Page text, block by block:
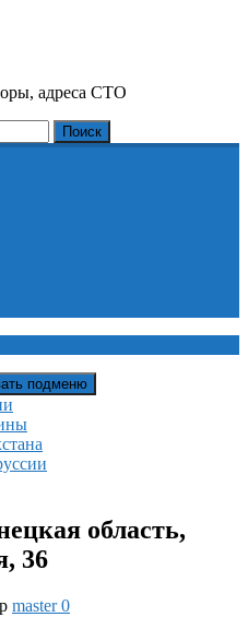
адреса СТО
Поиск
подменю
область,
36
master0